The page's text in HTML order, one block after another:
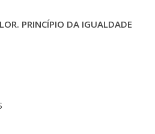
PRINCÍPIO DA IGUALDADE